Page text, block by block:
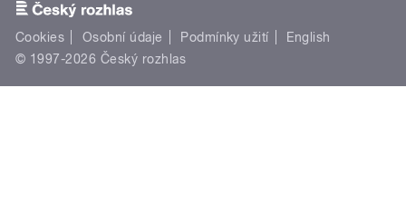
Cookies Osobní údaje Podmínky užití
English
© 1997-2026 Český rozhlas